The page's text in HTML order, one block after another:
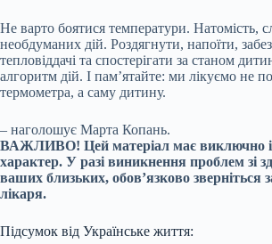
Не варто боятися температури. Натомість,
необдуманих дій. Роздягнути, напоїти,
тепловіддачі та спостерігати за станом
алгоритм дій. І пам’ятайте: ми лікуємо не
термометра, а саму дитину.
– наголошує Марта Копань.
ВАЖЛИВО! Цей матеріал має виключно
характер. У разі виникнення проблем зі
ваших близьких, обов’язково зверніться
лікаря.
Підсумок від Українське життя: